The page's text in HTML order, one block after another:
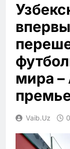
мира –
Vaib.uz